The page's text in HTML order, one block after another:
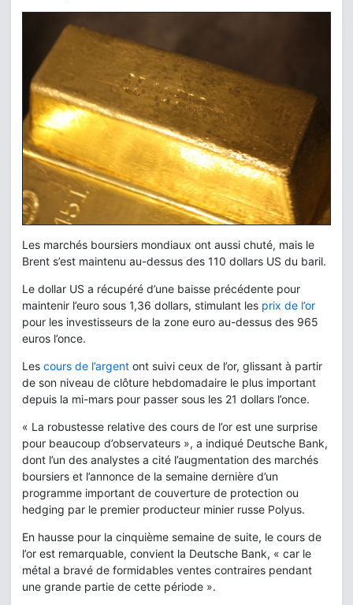
Les marchés boursiers mondiaux ont aussi chuté, mais le
Brent s’est maintenu au-dessus des 110 dollars US du baril.
Le dollar US a récupéré d’une baisse précédente pour
maintenir l’euro sous 1,36 dollars, stimulant les prix de l’or
pour les investisseurs de la zone euro au-dessus des 965
euros l’once.
Les cours de l’argent ont suivi ceux de l’or, glissant à partir
de son niveau de clôture hebdomadaire le plus important
depuis la mi-mars pour passer sous les 21 dollars l’once.
« La robustesse relative des cours de l’or est une surprise
pour beaucoup d’observateurs », a indiqué Deutsche Bank,
dont l’un des analystes a cité l’augmentation des marchés
boursiers et l’annonce de la semaine dernière d’un
programme important de couverture de protection ou
hedging par le premier producteur minier russe Polyus.
En hausse pour la cinquième semaine de suite, le cours de
l’or est remarquable, convient la Deutsche Bank, « car le
métal a bravé de formidables ventes contraires pendant
une grande partie de cette période ».